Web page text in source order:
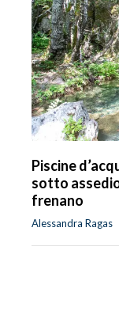
Piscine
sotto
frenano
Alessandra Ragas